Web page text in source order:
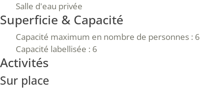
Salle d'eau privée
Superficie & Capacité
Capacité maximum en nombre de personnes : 6
Capacité labellisée : 6
Activités
Sur place